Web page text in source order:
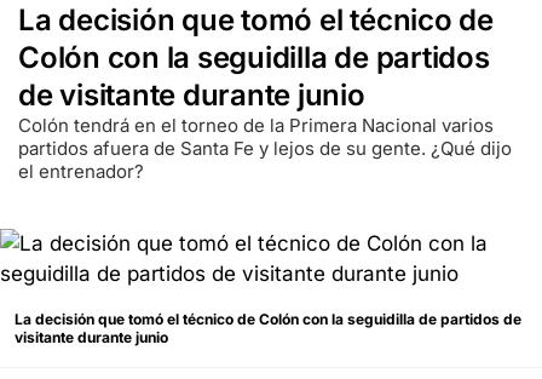
La decisión que tomó el técnico de
Colón con la seguidilla de partidos
de visitante durante junio
Colón tendrá en el torneo de la Primera Nacional varios
partidos afuera de Santa Fe y lejos de su gente. ¿Qué dijo
el entrenador?
La decisión que tomó el técnico de Colón con la seguidilla de partidos de
visitante durante junio